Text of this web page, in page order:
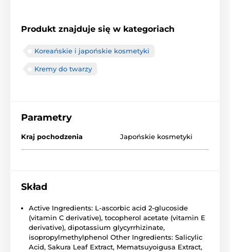
Produkt znajduje się w kategoriach
Koreańskie i japońskie kosmetyki
Kremy do twarzy
Parametry
Kraj pochodzenia Japońskie kosmetyki
Skład
Active Ingredients: L-ascorbic acid 2-glucoside
(vitamin C derivative), tocopherol acetate (vitamin E
derivative), dipotassium glycyrrhizinate,
isopropylmethylphenol Other Ingredients: Salicylic
Acid, Sakura Leaf Extract, Mematsuyoigusa Extract,